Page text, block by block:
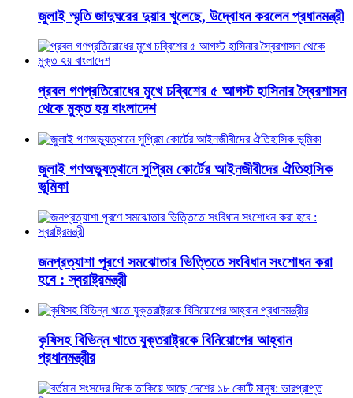
জুলাই স্মৃতি জাদুঘরের দুয়ার খুলেছে, উদ্বোধন করলেন প্রধানমন্ত্রী
প্রবল গণপ্রতিরোধের মুখে চব্বিশের ৫ আগস্ট হাসিনার স্বৈরশাসন
থেকে মুক্ত হয় বাংলাদেশ
জুলাই গণঅভ্যুত্থানে সুপ্রিম কোর্টের আইনজীবীদের ঐতিহাসিক
ভূমিকা
জনপ্রত্যাশা পূরণে সমঝোতার ভিত্তিতে সংবিধান সংশোধন করা
হবে : স্বরাষ্ট্রমন্ত্রী
কৃষিসহ বিভিন্ন খাতে যুক্তরাষ্ট্রকে বিনিয়োগের আহ্বান
প্রধানমন্ত্রীর